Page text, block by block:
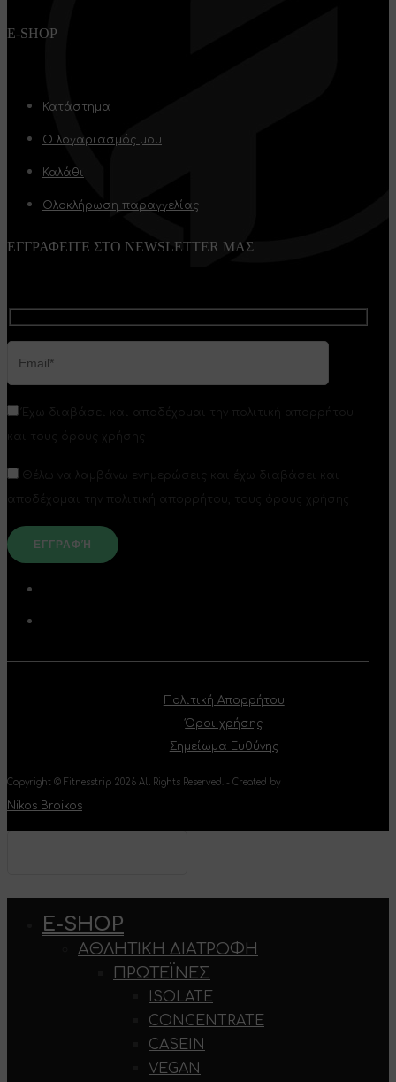
E-SHOP
Κατάστημα
Ο λογαριασμός μου
Καλάθι
Ολοκλήρωση παραγγελίας
ΕΓΓΡΑΦΕΙΤΕ ΣΤΟ NEWSLETTER ΜΑΣ
Έχω διαβάσει και αποδέχομαι την πολιτική απορρήτου
και τους όρους χρήσης
Θέλω να λαμβάνω ενημερώσεις και έχω διαβάσει και
αποδέχομαι την πολιτική απορρήτου, τους όρους χρήσης
Πολιτική Απορρήτου
Όροι χρήσης
Σημείωμα Ευθύνης
Copyright © Fitnesstrip 2026 All Rights Reserved. - Created by
Nikos Broikos
E-SHOP
ΑΘΛΗΤΙΚΉ ΔΙΑΤΡΟΦΉ
ΠΡΩΤΕΪΝΕΣ
ISOLATE
CONCENTRATE
CASEIN
VEGAN